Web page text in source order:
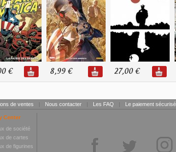
€ 8,99 € 27,00 €
de ventes | Nous contacter | Les FAQ | Le paiement sécurisé
Center
de société
de cartes
de figurines